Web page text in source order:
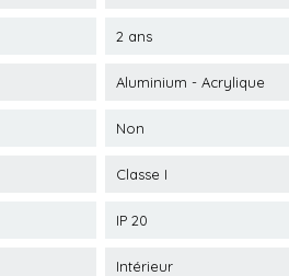
2 ans
Aluminium - Acrylique
Non
Classe I
IP 20
Intérieur